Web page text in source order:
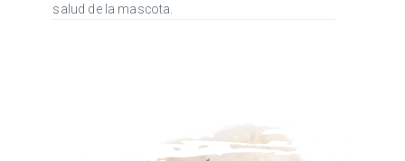
salud de la mascota.